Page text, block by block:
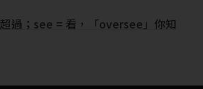
過；see = 看，「oversee」你知